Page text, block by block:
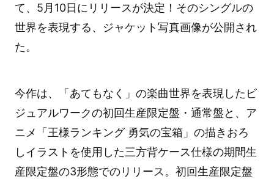
て、5月10日にリリースが決定！そのシングルの
世界を表現する、ジャケット写真画像が公開され
た。
今作は、「あてもなく」の楽曲世界を表現したビ
ジュアルワークの初回生産限定盤・通常盤と、ア
ニメ「王様ランキング 勇気の宝箱」の描きおろ
しイラストを使用した三方背ケース仕様の期間生
産限定盤の3形態でのリリース。初回生産限定盤